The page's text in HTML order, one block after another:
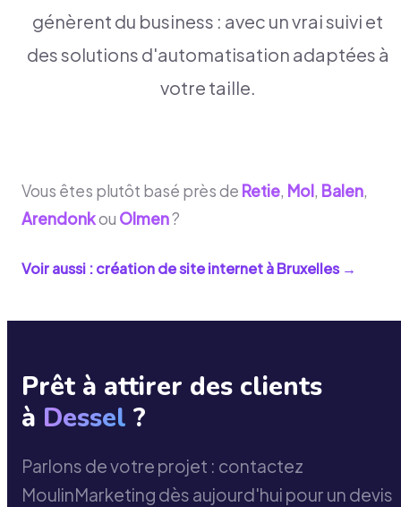
génèrent du business : avec un vrai suivi et
des solutions d'automatisation adaptées à
votre taille.
Vous êtes plutôt basé près de Retie, Mol, Balen,
Arendonkou Olmen?
Voir aussi : création de site internet àBruxelles→
Prêt à attirer des clients
à Dessel ?
Parlons de votre projet : contactez
MoulinMarketing dès aujourd'hui pour un devis